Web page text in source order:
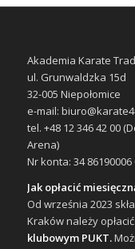
Akademia Karate
ul. Grunwaldzka 15d
32-005 Niepołomice
e-mail:
tel. +48 12 346 42 00
Arena)
Nr konta: 34 86190006
Jak opłacić
Od września 2023
Kraków należy opłacić
klubowym PUKT.